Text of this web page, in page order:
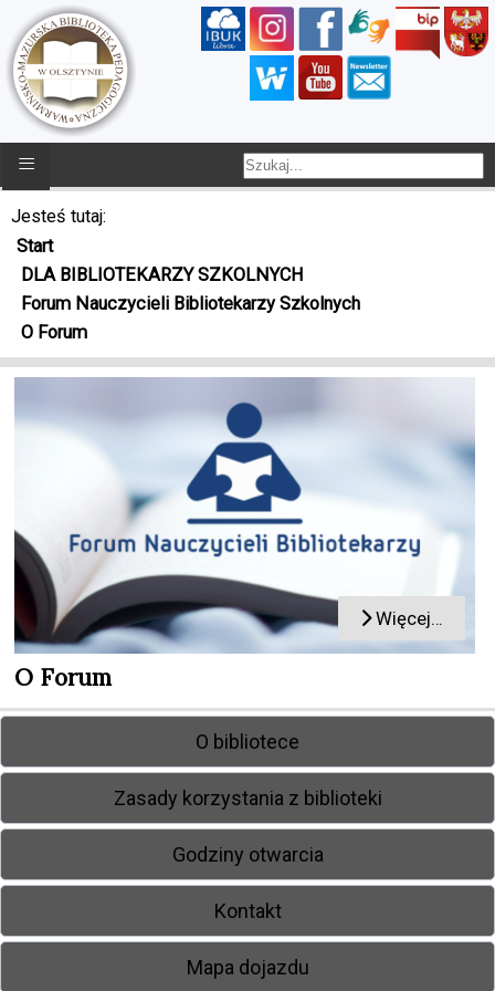
≡
Jesteś tutaj:
Start
DLA BIBLIOTEKARZY SZKOLNYCH
Forum Nauczycieli Bibliotekarzy Szkolnych
O Forum
O Forum
Więcej…
O bibliotece
Zasady korzystania z biblioteki
Godziny otwarcia
Kontakt
Mapa dojazdu